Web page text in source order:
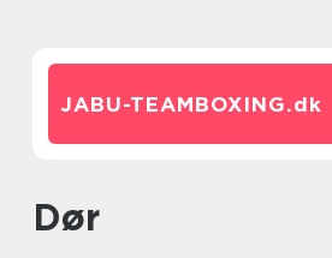
JABU-TEAMBOXING.dk
dør